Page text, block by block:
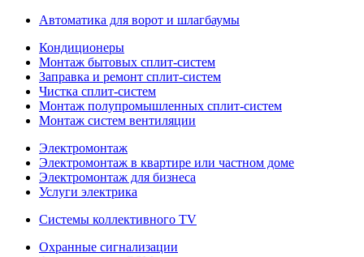
Автоматика для ворот и шлагбаумы
Кондиционеры
Монтаж бытовых сплит-систем
Заправка и ремонт сплит-систем
Чистка сплит-систем
Монтаж полупромышленных сплит-систем
Монтаж систем вентиляции
Электромонтаж
Электромонтаж в квартире или частном доме
Электромонтаж для бизнеса
Услуги электрика
Системы коллективного TV
Охранные сигнализации